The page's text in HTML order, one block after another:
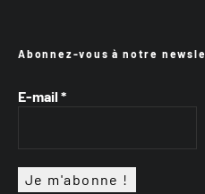
Abonnez-vous à notre
E-mail *